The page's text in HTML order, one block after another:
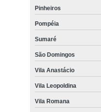
Pinheiros
Pompéia
Sumaré
São Domingos
Vila Anastácio
Vila Leopoldina
Vila Romana